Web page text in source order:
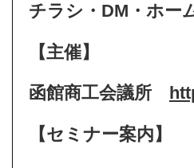
チラシ・DM・ホー
【主催】
函館商工会議所
【セミナー案内】